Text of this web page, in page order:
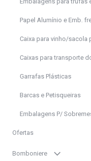
Papel Alumínio e Emb.
Caixa para vinho/sacola
Caixas para transporte
Garrafas Plásticas
Barcas e Petisqueiras
Embalagens P/
Ofertas
Bomboniere